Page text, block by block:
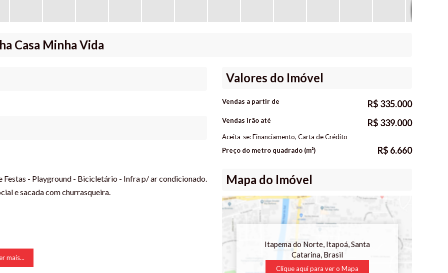
Casa Minha Vida
Festas - Playground - Bicicletário - Infra p/ ar condicionado.
e sacada com churrasqueira.
mais...
Valores do Imóvel
R$ 335.000
Vendas a partir de
R$ 339.000
Vendas irão até
Aceita-se: Financiamento, Carta de Crédito
Preço do metro quadrado (m²)
R$ 6.660
Mapa do Imóvel
Itapema do Norte, Itapoá, Santa
Catarina, Brasil
Clique aqui para ver o Mapa